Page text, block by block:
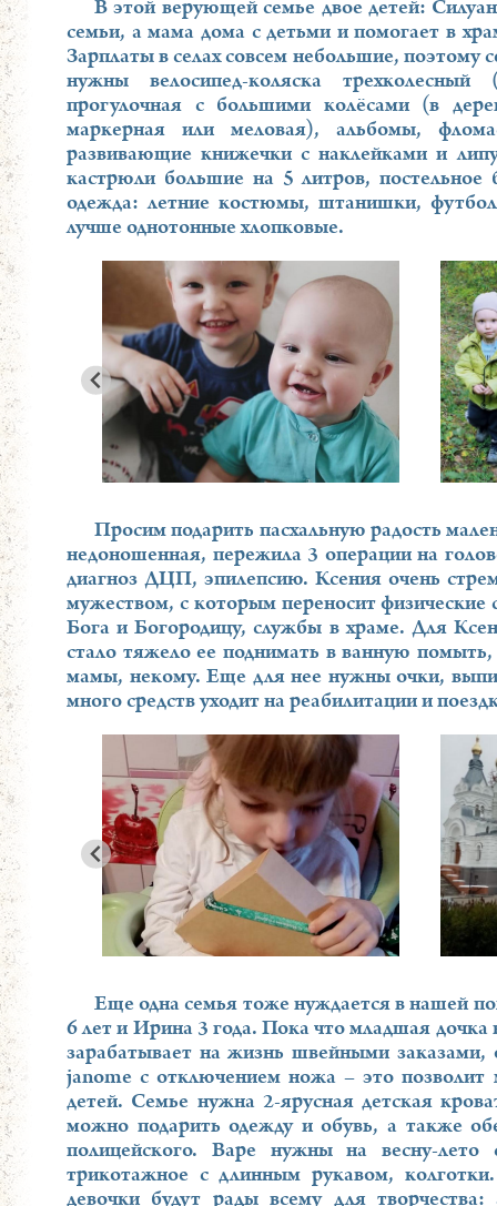
В этой верующей семье двое детей:
семьи, а мама дома с детьми и помогает в
Зарплаты в селах совсем небольшие,
нужны велосипед-коляска
прогулочная с большими колёсами (в
маркерная или меловая), альбомы,
развивающие книжечки с наклейками и
кастрюли большие на 5 литров,
одежда: летние костюмы, штанишки,
лучше однотонные хлопковые.
Просим подарить пасхальную радость
недоношенная, пережила 3 операции на
диагноз ДЦП, эпилепсию. Ксения очень
мужеством, с которым переносит физические
Бога и Богородицу, службы в храме. Для
стало тяжело ее поднимать в ванную
мамы, некому. Еще для нее нужны очки,
много средств уходит на реабилитации и
Еще одна семья тоже нуждается в нашей
6 лет и Ирина 3 года. Пока что младшая
зарабатывает на жизнь швейными
janome с отключением ножа – это
детей. Семье нужна 2-ярусная детская
можно подарить одежду и обувь, а также
полицейского. Варе нужны на весну-
трикотажное с длинным рукавом,
девочки будут рады всему для